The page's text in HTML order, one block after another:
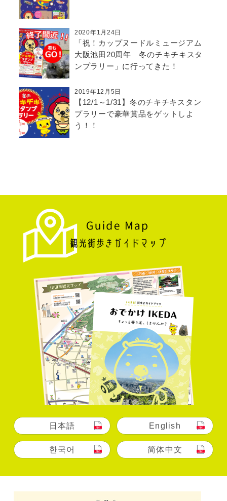
2020年1月24日
「祝！カップヌードルミュージアム
大阪池田20周年 冬のチキチキスタ
ンプラリー」に行ってきた！
2019年12月5日
【12/1～1/31】冬のチキチキスタン
プラリーで豪華賞品をゲットしよ
う！！
日本語 English
한국어 简体中文